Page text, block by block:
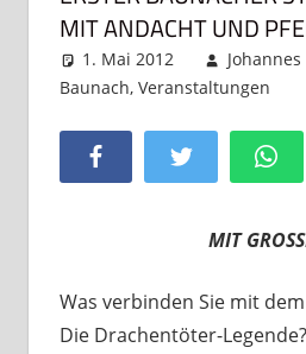
MIT ANDACHT UND
1. Mai 2012
Baunach, Veranstaltungen
Facebook Twitter
MIT
Was verbinden Sie mit
Die Drachentöter-